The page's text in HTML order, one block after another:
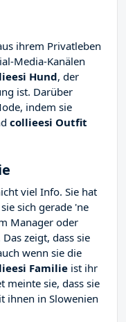
ihrem Privatleben
Media-Kanälen
Hund, der
ist. Darüber
indem sie
collieesi Outfit
viel Info. Sie hat
sich gerade 'ne
Manager oder
zeigt, dass sie
wenn sie die
Familie ist ihr
meinte sie, dass sie
ihnen in Slowenien